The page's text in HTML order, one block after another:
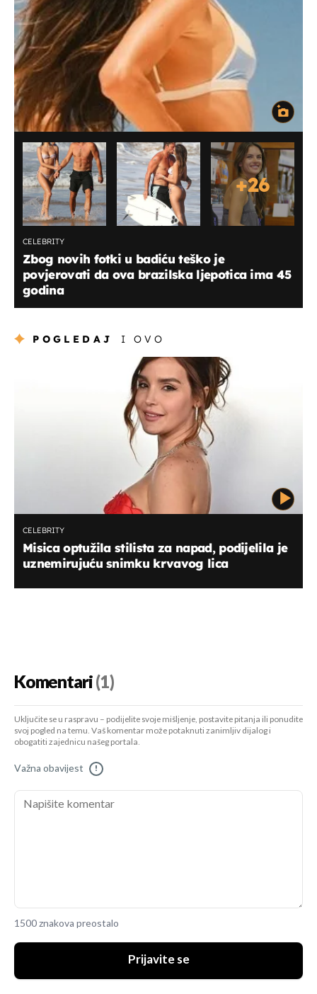
+26
CELEBRITY
Zbog novih fotki u badiću teško je
povjerovati da ova brazilska ljepotica ima 45
godina
POGLEDAJ I OVO
CELEBRITY
Misica optužila stilista za napad, podijelila je
uznemirujuću snimku krvavog lica
Komentari(1)
Uključite se u raspravu – podijelite svoje mišljenje, postavite pitanja ili ponudite
svoj pogled na temu. Vaš komentar može potaknuti zanimljiv dijalog i
obogatiti zajednicu našeg portala.
Važna obavijest !
1500 znakova preostalo
Prijavite se